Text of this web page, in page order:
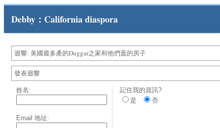
Debby：California diaspora
迴響: 美國最多產的Duggar之家和他們蓋的房子
發表迴響
姓名:
Email 地址:
記住我的資訊?
是
否